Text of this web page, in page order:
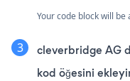
Your code block will
cleverbridge AG
kod öğesini